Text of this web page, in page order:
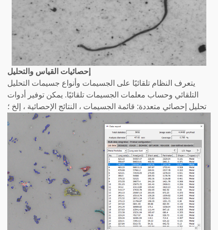
إحصائيات القياس والتحليل
يتعرف النظام تلقائيًا على الجسيمات وأنواع جسيمات التحليل
التلقائي وحساب معلمات الجسيمات تلقائيًا. يمكن توفير أدوات
تحليل إحصائي متعددة: قائمة الجسيمات ، النتائج الإحصائية ، إلخ ؛